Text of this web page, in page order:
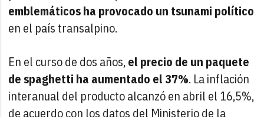
emblemáticos ha provocado un tsunami político
en el país transalpino.
En el curso de dos años,el precio de un paquete
de spaghetti ha aumentado el 37%. La inflación
interanual del producto alcanzó en abril el 16,5%,
de acuerdo con los datos del Ministerio de la